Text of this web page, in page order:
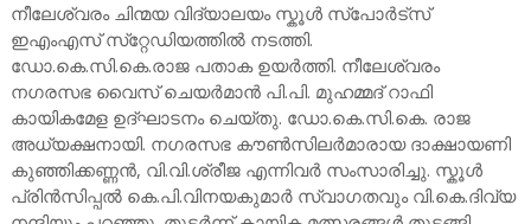
നീലേശ്വരം ചിന്മയ വിദ്യാലയം സ്കൂൾ സ്പോർട്സ്
ഇഎംഎസ് സ്‌റ്റേഡിയത്തിൽ നടത്തി.
ഡോ.കെ.സി.കെ.രാജ പതാക ഉയർത്തി. നീലേശ്വരം
നഗരസഭ വൈസ് ചെയർമാൻ പി.പി. മുഹമ്മദ് റാഫി
കായികമേള ഉദ്ഘാടനം ചെയ്തു. ഡോ.കെ.സി.കെ. രാജ
അധ്യക്ഷനായി. നഗരസഭ കൗൺസിലർമാരായ ദാക്ഷായണി
കുഞ്ഞിക്കണ്ണൻ, വി.വി.ശ്രീജ എന്നിവർ സംസാരിച്ചു. സ്കൂൾ
പ്രിൻസിപ്പൽ കെ.പി.വിനയകുമാർ സ്വാഗതവും വി.കെ.ദിവ്യ